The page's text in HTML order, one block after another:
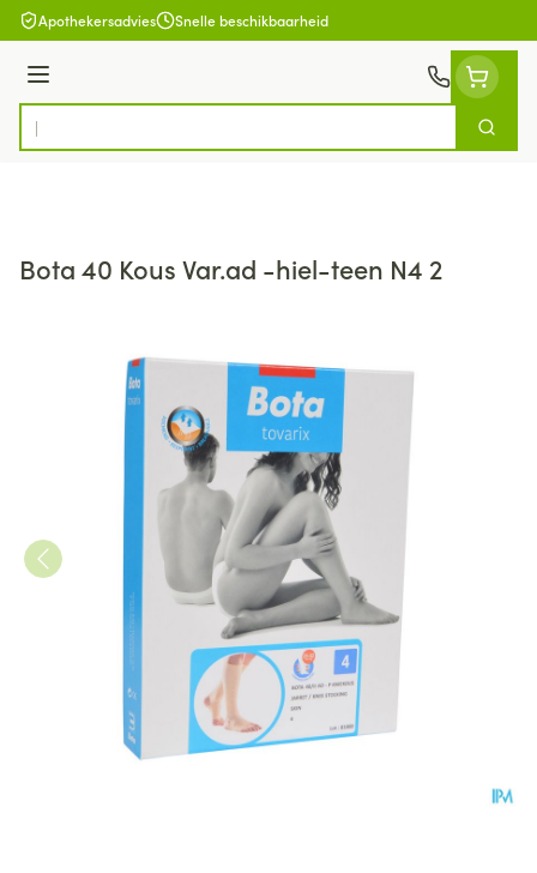
Ga naar de inhoud
Apothekersadvies Snelle beschikbaarheid
Menu
Product, merk, categorie...
Zoek
Bota 40 Kous Var.ad -hiel-teen N4 2